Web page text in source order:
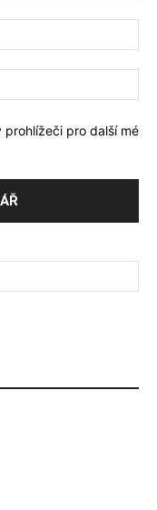
prohlížeči pro další mé